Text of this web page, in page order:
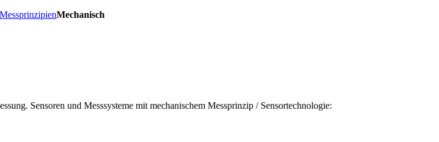
Mechanisch
Sensoren und Messsysteme mit mechanischem Messprinzip / Sensortechnologie: